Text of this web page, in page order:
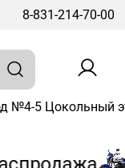
8-831-214-70-00
№4-5 Цокольный